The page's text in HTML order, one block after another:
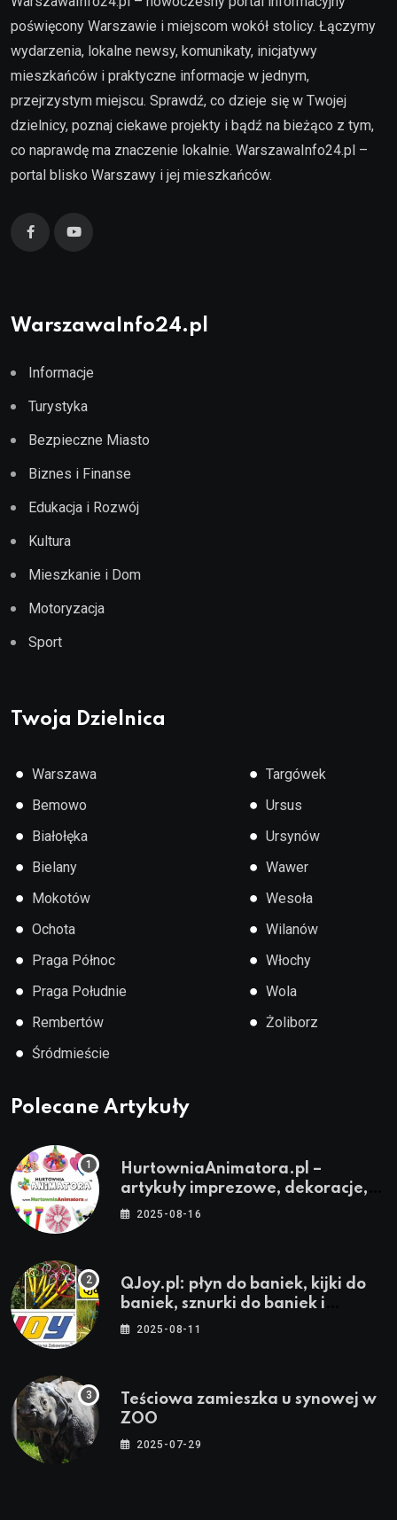
poświęcony Warszawie i miejscom wokół stolicy. Łączymy
wydarzenia, lokalne newsy, komunikaty, inicjatywy
mieszkańców i praktyczne informacje w jednym,
przejrzystym miejscu. Sprawdź, co dzieje się w Twojej
dzielnicy, poznaj ciekawe projekty i bądź na bieżąco z tym,
co naprawdę ma znaczenie lokalnie. WarszawaInfo24.pl –
portal blisko Warszawy i jej mieszkańców.
WarszawaInfo24.pl
Informacje
Turystyka
Bezpieczne Miasto
Biznes i Finanse
Edukacja i Rozwój
Kultura
Mieszkanie i Dom
Motoryzacja
Sport
Twoja Dzielnica
● Warszawa
● Bemowo
● Białołęka
● Bielany
● Mokotów
● Ochota
● Praga Północ
● Praga Południe
● Rembertów
● Śródmieście
● Targówek
● Ursus
● Ursynów
● Wawer
● Wesoła
● Wilanów
● Włochy
● Wola
● Żoliborz
Polecane Artykuły
HurtowniaAnimatora.pl –
artykuły imprezowe, dekoracje,
stroje i akcesoria dla animatorów
2025-08-16
QJoy.pl: płyn do baniek, kijki do
baniek, sznurki do baniek i
zestawy do baniek
2025-08-11
Teściowa zamieszka u synowej w
ZOO
2025-07-29